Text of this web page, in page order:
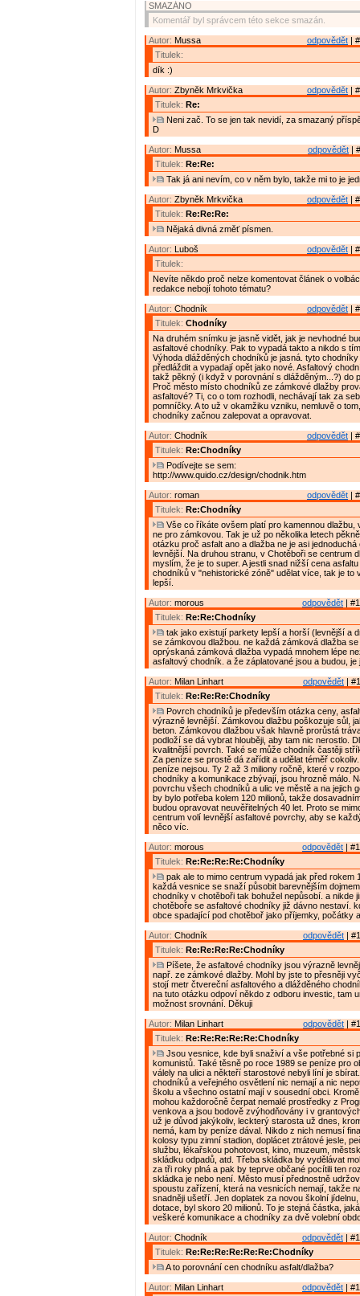
SMAZÁNO
Komentář byl správcem této sekce smazán.
odpovědět |
Autor: Mussa
Titulek:
dík :)
odpovědět |
Autor: Zbyněk Mrkvička
Titulek: Re:
Neni zač. To se jen tak nevidí, za smazaný
D
odpovědět |
Autor: Mussa
Titulek: Re:Re:
Tak já ani nevím, co v něm bylo, takže mi to je
odpovědět |
Autor: Zbyněk Mrkvička
Titulek: Re:Re:Re:
Nějaká divná změť písmen.
odpovědět |
Autor: Luboš
Titulek:
Nevíte někdo proč nelze komentovat článek o
redakce nebojí tohoto tématu?
odpovědět |
Autor: Chodník
Titulek: Chodníky
Na druhém snímku je jasně vidět, jak je nevhodné
asfaltové chodníky. Pak to vypadá takto a nikdo s
Výhoda dlážděných chodníků je jasná. tyto
předláždit a vypadají opět jako nové. Asfaltový
takž pěkný (i když v porovnání s dlážděným...?) do
Proč město místo chodníků ze zámkové dlažby
asfaltové? Ti, co o tom rozhodli, nechávají tak za
pomníčky. A to už v okamžiku vzniku, nemluvě o
chodníky začnou zalepovat a opravovat.
odpovědět |
Autor: Chodník
Titulek: Re:Chodníky
Podívejte se sem:
http://www.quido.cz/design/chodnik.htm
odpovědět |
Autor: roman
Titulek: Re:Chodníky
Vše co říkáte ovšem platí pro kamennou dlažbu,
ne pro zámkovou. Tak je už po několika letech
otázku proč asfalt ano a dlažba ne je asi jednoduchá
levnější. Na druhou stranu, v Chotěboři se centrum
myslím, že je to super. A jestli snad nižší cena
chodníků v "nehistorické zóně" udělat více, tak je to
lepší.
odpovědět |
Autor: morous
Titulek: Re:Re:Chodníky
tak jako existují parkety lepší a horší (levnější a
se zámkovou dlažbou. ne každá zámková dlažba
oprýskaná zámková dlažba vypadá mnohem lépe
asfaltový chodník. a že záplatované jsou a budou, je
odpovědět |
Autor: Milan Linhart
Titulek: Re:Re:Re:Chodníky
Povrch chodníků je především otázka ceny,
výrazně levnější. Zámkovou dlažbu poškozuje sůl,
beton. Zámkovou dlažbou však hlavně prorůstá
podloží se dá vybrat hlouběji, aby tam nic nerostlo.
kvalitnější povrch. Také se může chodník častěji
Za peníze se prostě dá zařídit a udělat téměř
peníze nejsou. Ty 2 až 3 miliony ročně, které v
chodníky a komunikace zbývají, jsou hrozně málo.
povrchu všech chodníků a ulic ve městě a na jejich
by bylo potřeba kolem 120 milionů, takže
budou opravovat neuvěřitelných 40 let. Proto se
centrum volí levnější asfaltové povrchy, aby se
něco víc.
odpovědět |
Autor: morous
Titulek: Re:Re:Re:Re:Chodníky
pak ale to mimo centrum vypadá jak před rokem
každá vesnice se snaží působit barevnějším
chodníky v chotěboři tak bohužel nepůsobí. a nikde
chotěboře se asfaltové chodníky již dávno nestaví.
obce spadající pod chotěboř jako příjemky, počátky
odpovědět |
Autor: Chodník
Titulek: Re:Re:Re:Re:Chodníky
Píšete, že asfaltové chodníky jsou výrazně
např. ze zámkové dlažby. Mohl by jste to přesněji
stojí metr čtvereční asfaltového a dlážděného
na tuto otázku odpoví někdo z odboru investic, tam
možnost srovnání. Děkuji
odpovědět |
Autor: Milan Linhart
Titulek: Re:Re:Re:Re:Re:Chodníky
Jsou vesnice, kde byli snaživí a vše potřebné si
komunistů. Také těsně po roce 1989 se peníze pro
válely na ulici a někteří starostové nebyli líní je
chodníků a veřejného osvětlení nic nemají a nic
školu a všechno ostatní mají v sousední obci.
mohou každoročně čerpat nemalé prostředky z
venkova a jsou bodově zvýhodňovány i v
už je důvod jakýkoliv, leckterý starosta už dnes,
nemá, kam by peníze dával. Nikdo z nich nemusí
kolosy typu zimní stadion, doplácet ztrátové jesle,
službu, lékařskou pohotovost, kino, muzeum,
skládku odpadů, atd. Třeba skládka by vydělávat
za tři roky plná a pak by teprve občané pocítili ten
skládka je nebo není. Město musí přednostně
spoustu zařízení, která na vesnicích nemají, takže
snadněji ušetří. Jen doplatek za novou školní
dotace, byl skoro 20 milionů. To je stejná částka,
veškeré komunikace a chodníky za dvě volební
odpovědět |
Autor: Chodník
Titulek: Re:Re:Re:Re:Re:Re:Chodníky
A to porovnání cen chodníku asfalt/dlažba?
odpovědět |
Autor: Milan Linhart